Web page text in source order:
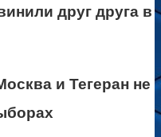
друг друга в
и Тегеран не